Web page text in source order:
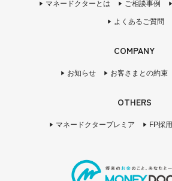
マネードクターとは ご相談事例
よくあるご質問
COMPANY
お知らせ お客さまとの約束
OTHERS
マネードクタープレミア FP採用